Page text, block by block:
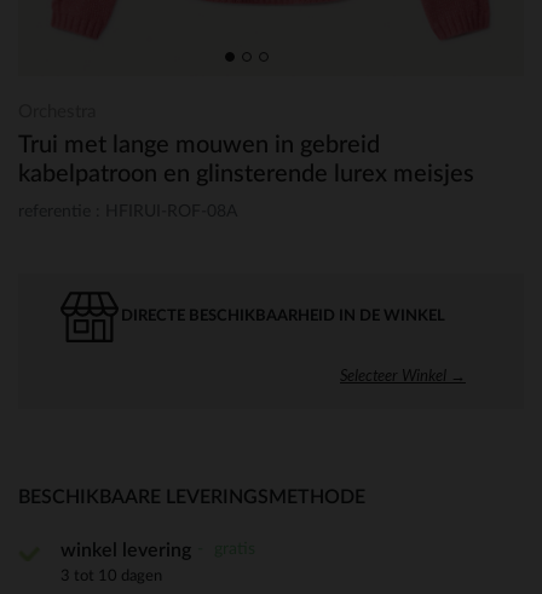
Trui met lange mouwen in gebreid
kabelpatroon en glinsterende lurex meisjes
DIRECTE BESCHIKBAARHEID IN DE WINKEL
Selecteer Winkel →
BESCHIKBAARE LEVERINGSMETHODE
winkel levering
3 tot 10 dagen